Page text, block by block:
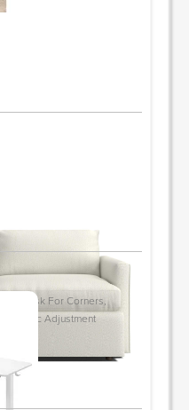
Desk For Corners,
Adjustment